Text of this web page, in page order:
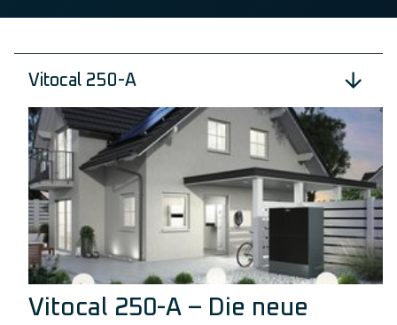
Vitocal 250-A
Vitocal 250-A – Die neue